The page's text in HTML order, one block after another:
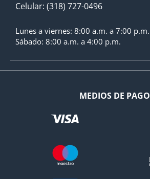
Celular: (318) 727-0496
Lunes a viernes: 8:00 a.m. a 7:00 p.m.
Sábado: 8:00 a.m. a 4:00 p.m.
MEDIOS DE PAGO